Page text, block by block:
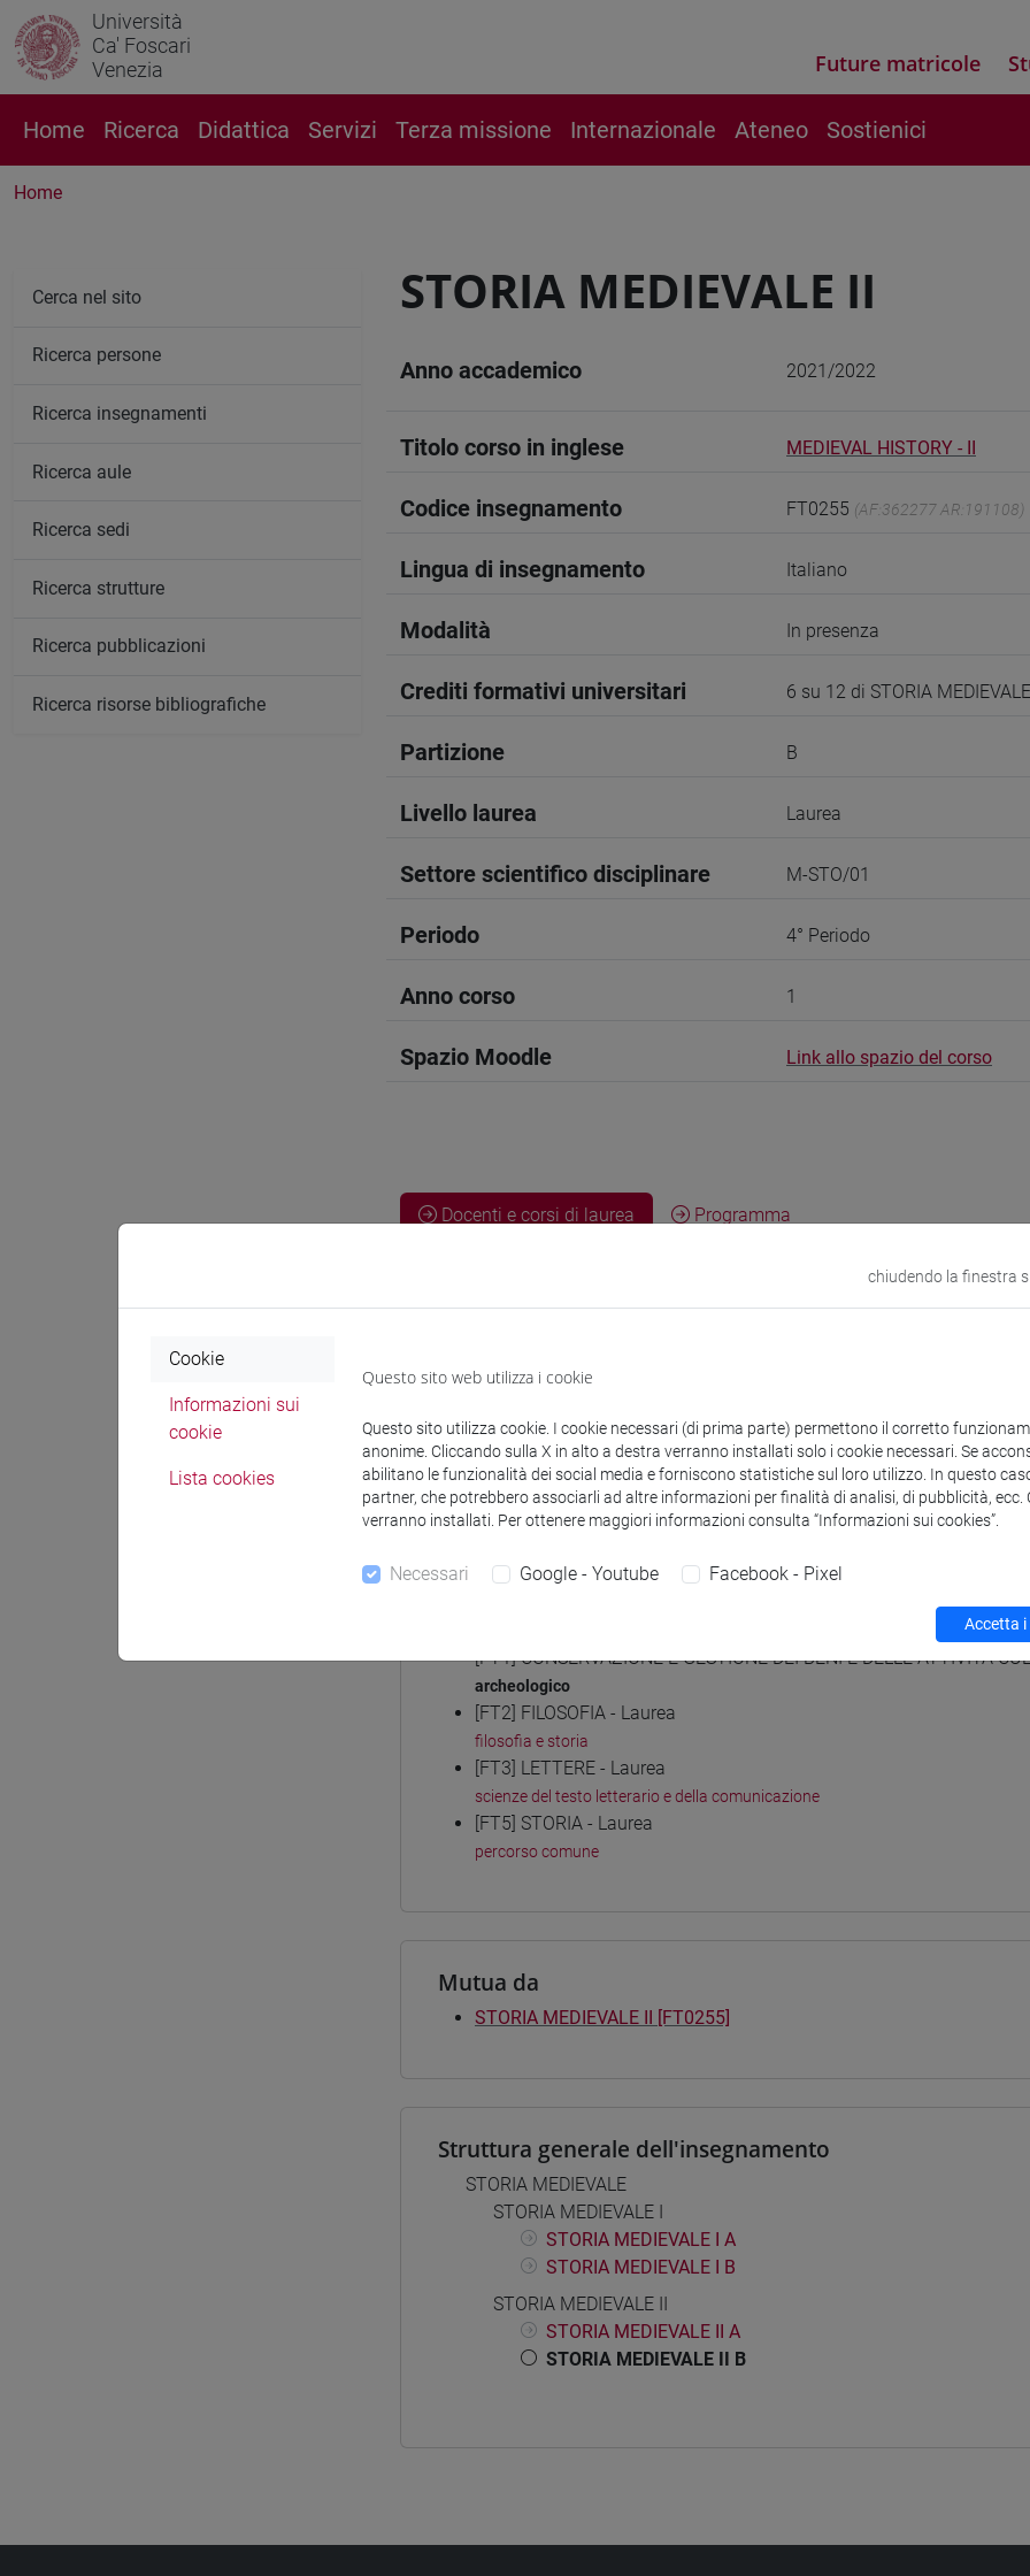
Università
Ca' Foscari
Venezia
Future matricole
Home Ricerca Didattica Servizi Terza missione Internazionale Ateneo Sostienici
Home
STORIA MEDIEVALE II
Anno accademico 2021/2022
Titolo corso in inglese MEDIEVAL HISTORY - II
Codice insegnamento FT0255 (AF:362277 AR:191108)
Lingua di insegnamento Italiano
Modalità In presenza
Crediti formativi universitari 6 su 12 di STORIA MEDIEVALE
Partizione B
Livello laurea Laurea
Settore scientifico disciplinare M-STO/01
Periodo 4° Periodo
Anno corso 1
Spazio Moodle Link allo spazio del corso
Docenti e corsi di laurea Programma
Docenti
RAPETTI Anna Maria
Materiali didattici
Materiali su Moodle
[FT1] CONSERVAZIONE E GESTIONE DEI BENI E DELLE ATTIVITÀ
archeologico
[FT2] FILOSOFIA - Laurea
filosofia e storia
[FT3] LETTERE - Laurea
scienze del testo letterario e della comunicazione
[FT5] STORIA - Laurea
percorso comune
Mutua da
STORIA MEDIEVALE II [FT0255]
Struttura generale dell'insegnamento
STORIA MEDIEVALE
STORIA MEDIEVALE I
STORIA MEDIEVALE I A
STORIA MEDIEVALE I B
STORIA MEDIEVALE II
STORIA MEDIEVALE II A
STORIA MEDIEVALE II B
Cerca nel sito
Ricerca persone
Ricerca insegnamenti
Ricerca aule
Ricerca sedi
Ricerca strutture
Ricerca pubblicazioni
Ricerca risorse bibliografiche
chiudendo la finestra
Cookie
Informazioni sui
cookie
Lista cookies
Questo sito web utilizza i cookie
Questo sito utilizza cookie. I cookie necessari (di prima parte) permettono il corretto
anonime. Cliccando sulla X in alto a destra verranno installati solo i cookie necessari. Se
abilitano le funzionalità dei social media e forniscono statistiche sul loro utilizzo. In questo
partner, che potrebbero associarli ad altre informazioni per finalità di analisi, di pubblicità, ecc.
verranno installati. Per ottenere maggiori informazioni consulta “Informazioni sui cookies”.
Necessari Google - Youtube Facebook - Pixel
Accetta i